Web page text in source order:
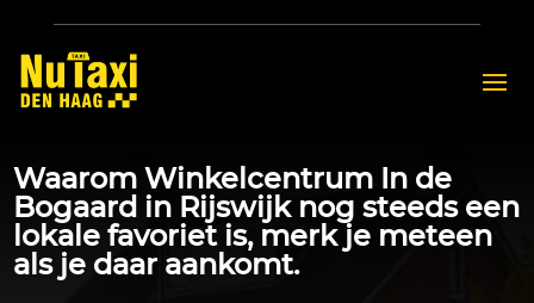
Waarom Winkelcentrum In de
Bogaard in Rijswijk nog steeds een
lokale favoriet is, merk je meteen
als je daar aankomt.